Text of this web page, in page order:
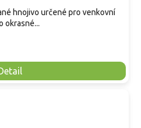
hnojivo určené pro venkovní
okrasné...